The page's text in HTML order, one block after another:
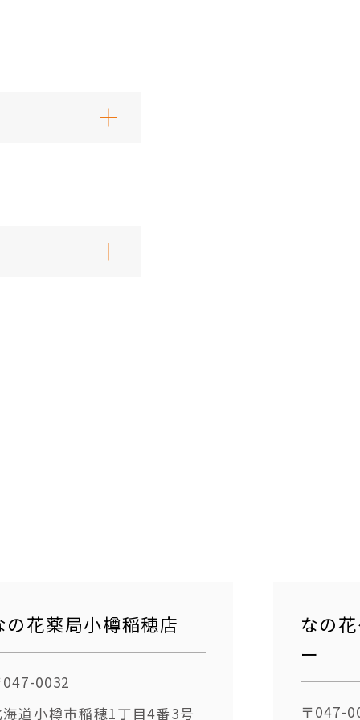
の花薬局小樽稲穂店
047-0032
海道小樽市稲穂1丁目4番3号
なの
ー
〒047-